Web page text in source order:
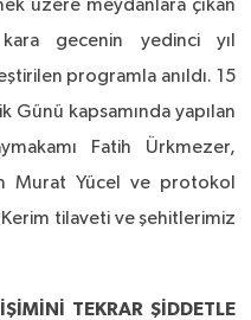
üzere meydanlara çıkan
gecenin yedinci yıl
programla anıldı. 15
Günü kapsamında yapılan
Fatih Ürkmezer,
Murat Yücel ve protokol
Kerim tilaveti ve şehitlerimiz
TEKRAR ŞİDDETLE